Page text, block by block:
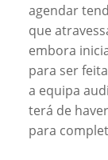
agendar
que
embora
para ser
a equipa
terá de
para